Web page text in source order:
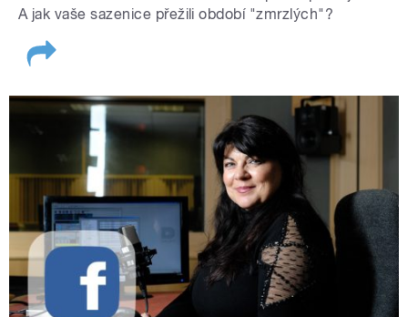
A jak vaše sazenice přežili období "zmrzlých"?